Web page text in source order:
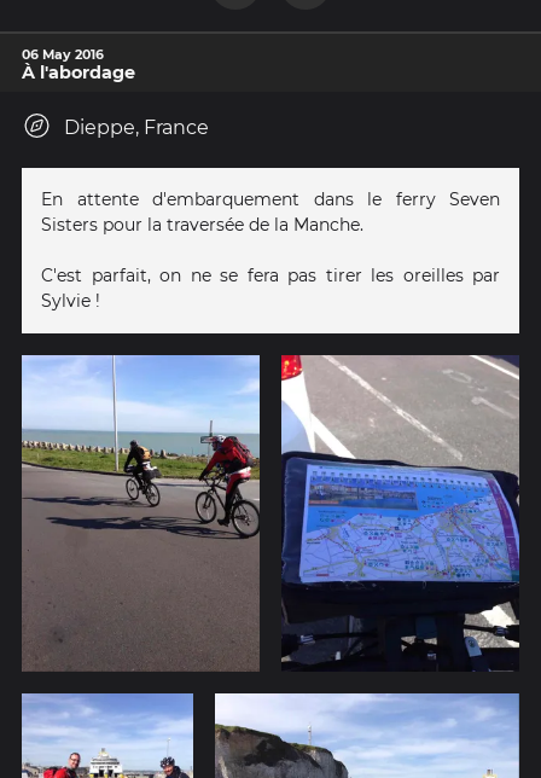
06 May 2016
À l'abordage
Dieppe, France
En attente d'embarquement dans le ferry Seven
Sisters pour la traversée de la Manche.
C'est parfait, on ne se fera pas tirer les oreilles par
Sylvie !